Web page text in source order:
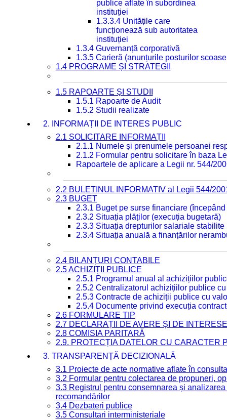
publice aflate în subordinea
instituției
1.3.3.4 Unitățile care
funcționează sub autoritatea
instituției
1.3.4 Guvernanță corporativă
1.3.5 Carieră (anunțurile posturilor
1.4 PROGRAME ȘI STRATEGII
1.5 RAPOARTE ȘI STUDII
1.5.1 Rapoarte de Audit
1.5.2 Studii realizate
2. INFORMAȚII DE INTERES PUBLIC
2.1 SOLICITARE INFORMAȚII
2.1.1 Numele și prenumele persoanei
2.1.2 Formular pentru solicitare în baza
Rapoartele de aplicare a Legii nr. 544/
2.2 BULETINUL INFORMATIV al Legii 544/
2.3 BUGET
2.3.1 Buget pe surse financiare
2.3.2 Situația plăților (execuția bugetară)
2.3.3 Situația drepturilor salariale
2.3.4 Situația anuală a finanțărilor
2.4 BILANȚURI CONTABILE
2.5 ACHIZIȚII PUBLICE
2.5.1 Programul anual al achizițiilor
2.5.2 Centralizatorul achizițiilor publice
2.5.3 Contracte de achiziții publice cu
2.5.4 Documente privind execuția
2.6 FORMULARE TIP
2.7 DECLARAȚII DE AVERE ȘI DE INTERESE
2.8 COMISIA PARITARĂ
2.9. PROTECȚIA DATELOR CU CARACTER
3. TRANSPARENȚĂ DECIZIONALĂ
3.1 Proiecte de acte normative aflate în
3.2 Formular pentru colectarea de propuneri,
3.3 Registrul pentru consemnarea și
recomandărilor
3.4 Dezbateri publice
3.5 Consultari interministeriale